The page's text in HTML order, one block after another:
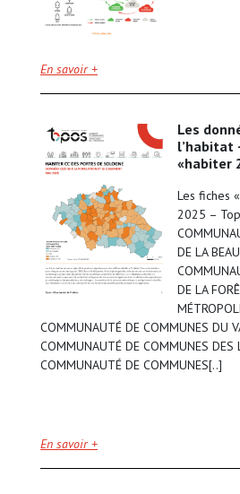
En savoir +
les données clés de
l’habitat
«habiter
Les fiches
2025 –
DE LA
DE LA
COMMUNAUTÉ DE COMMUNES DU
COMMUNAUTÉ DE COMMUNES DES
COMMUNAUTÉ DE COMMUNES[..]
En savoir +